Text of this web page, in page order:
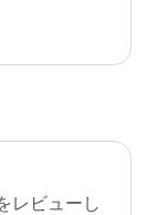
レビューし